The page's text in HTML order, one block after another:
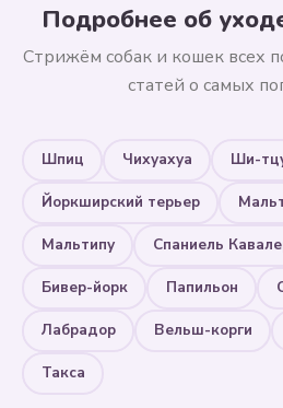
Подробнее об
Стрижём собак и кошек всех
статей о самых
Шпиц Чихуахуа Ши-
Йоркширский терьер
Мальтипу Спаниель
Бивер-йорк Папильон
Лабрадор Вельш-корги
Такса